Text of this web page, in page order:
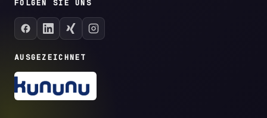
FOLGEN SIE UNS
AUSGEZEICHNET